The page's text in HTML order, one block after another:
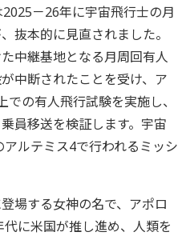
－26年に宇宙飛行士の月
抜本的に見直されました。
中継基地となる月周回有人
中断されたことを受け、ア
の有人飛行試験を実施し、
員移送を検証します。宇宙
ルテミス4で行われるミッシ
場する女神の名で、アポロ
に米国が推し進め、人類を